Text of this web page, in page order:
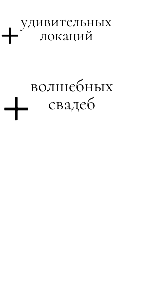
+удивительных
локаций
+волшебных
свадеб